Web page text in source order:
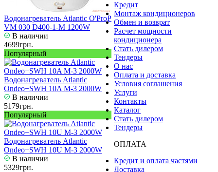
Водонагреватель Atlantic O'ProP
VM 030 D400-1-M 1200W
В наличии
4699грн.
Популярный
Водонагреватель Atlantic
Ondeo+SWH 10A M-3 2000W
В наличии
5179грн.
Популярный
Водонагреватель Atlantic
Ondeo+SWH 10U M-3 2000W
В наличии
5329грн.
Кредит
Монтаж кондиционеров
Обмен и возврат
Расчет мощности
кондиционера
Стать дилером
Тендеры
О нас
Оплата и доставка
Условия соглашения
Услуги
Контакты
Каталог
Стать дилером
Тендеры
ОПЛАТА
Кредит и оплата частями
Доставка